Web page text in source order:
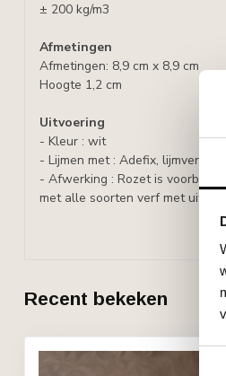
± 200 kg/m3
Afmetingen
Afmetingen: 8,9 cm x 8,9 cm
Hoogte 1,2 cm
Uitvoering
- Kleur : wit
- Lijmen met : Adefix,
- Afwerking : Rozet is
met alle soorten verf met
Recent bekeken